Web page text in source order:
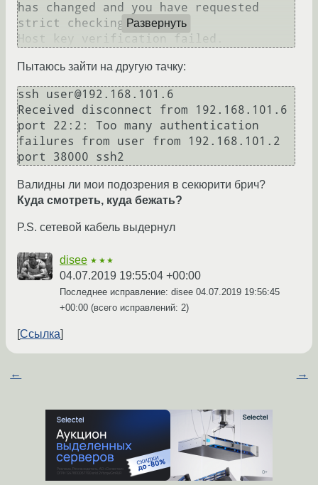
has changed and you have requested
strict checking. Развернуть
Пытаюсь зайти на другую тачку:
ssh user@192.168.101.6
Received disconnect from 192.168.101.6
port 22:2: Too many authentication
failures from user from 192.168.101.2
Валидны ли мои подозрения в секюрити брич?
Куда смотреть, куда бежать?
P.S. сетевой кабель выдернул
disee ★★★
04.07.2019 19:55:04 +00:00
Последнее исправление: disee 04.07.2019 19:56:45
+00:00 (всего исправлений: 2)
Ссылка
← →